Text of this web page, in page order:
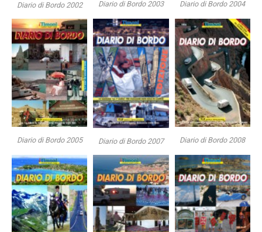
Diario di Bordo 2002 Diario di Bordo 2003 Diario di Bordo 2004
Diario di Bordo 2005 Diario di Bordo 2007 Diario di Bordo 2008